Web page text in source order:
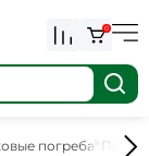
0
погреба